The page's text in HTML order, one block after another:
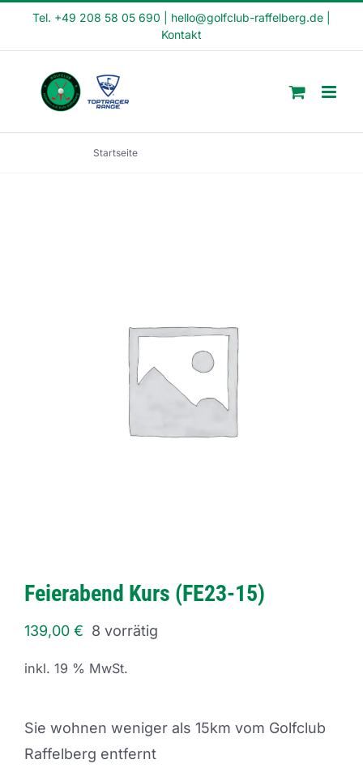
Tel. +49 208 58 05 690 hello@golfclub-raffelberg.de
Kontakt
Startseite
Feierabend Kurs (FE23-15)
139,00 € 8 vorrätig
inkl. 19 % MwSt.
Sie wohnen weniger als 15km vom Golfclub
Raffelberg entfernt